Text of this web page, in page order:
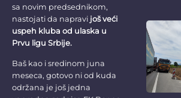
sa novim predsednikom,
nastojati da napravi još veći
uspeh kluba od ulaska u
Prvu ligu Srbije.
Baš kao i sredinom juna
meseca, gotovo ni od kuda
održana je još jedna